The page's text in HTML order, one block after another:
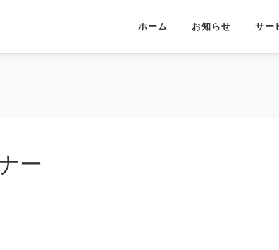
ホーム お知らせ サー
ー